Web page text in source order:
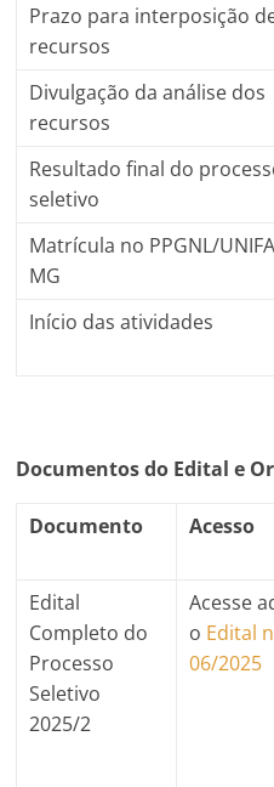
Prazo para interposição
recursos
Divulgação da análise dos
recursos
Resultado final do
seletivo
Matrícula no PPGNL/
MG
Início das atividades
Documentos do Edital e
Documento Acesso
Edital
Completo do
Processo
Seletivo
2025/2
Acesse
o Edital
06/2025